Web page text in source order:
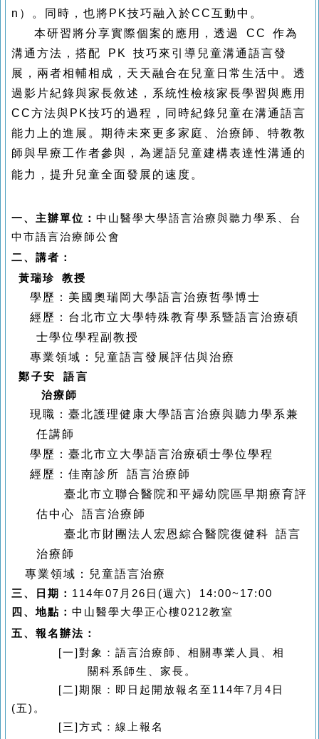
n）。同時，也將PK技巧融入於CC互動中。
本研習將分享實際個案的應用，透過 CC 作為
溝通方法，搭配 PK 技巧來引導兒童溝通語言發
展，兩者相輔相成，天天融合在兒童日常生活中。透
過影片紀錄與家長敘述，系統性檢核家長學習與應用
CC方法與PK技巧的過程，同時紀錄兒童在溝通語言
能力上的進展。期待未來更多家庭、治療師、特教教
師與早療工作者參與，為遲語兒童建構表達性溝通的
能力，提升兒童全面發展的速度。
一、主辦單位： 中山醫學大學語言治療與聽力學系、 台
中市語言治療師公會
二、講者：
黃瑞珍 教授
學歷：美國奧瑞岡大學語言治療哲學博士
經歷：台北市立大學特殊教育學系暨語言治療碩
士學位學程副教授
專業領域：
兒童語言發展評估與治療
鄭子安 語言
治療師
現職：臺北護理健康大學語言治療與聽力學系兼
任講師
學歷：臺北市立大學語言治療碩士學位學程
經歷：佳南診所
語言治療師
臺北市立聯合醫院和平婦幼院區早期療育評
估中心
語言治療師
臺北市財團法人宏恩綜合醫院復健科
語言
治療師
專業領域：兒童語言治療
三、日期： 114年07 月26日 (週六) 14:00~17:00
四、地點： 中山醫學大學正心樓0212教室
五、報名辦法：
[一]對象：語言治療師、相關專業人員、相
關科系師生、家長。
[ 二]期限：即日起開放報名至 114年7月4日
(五) 。
[三]方式：線上報名